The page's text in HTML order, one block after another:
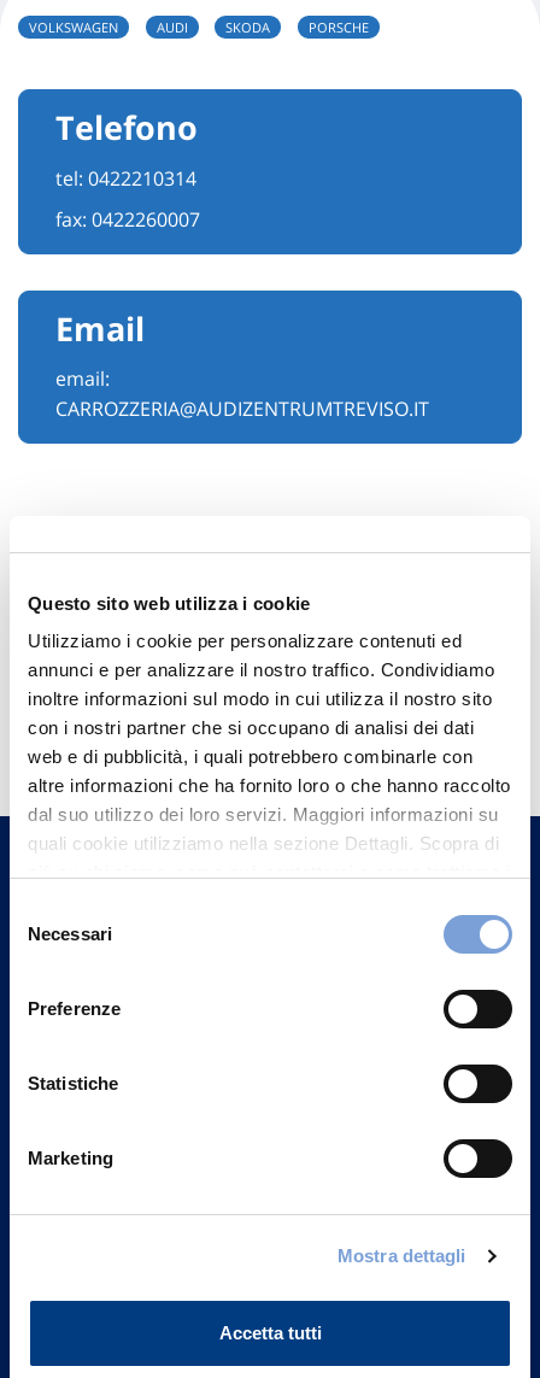
Questo sito web utilizza i cookie
Utilizziamo i cookie per personalizzare contenuti ed
annunci e per analizzare il nostro traffico. Condividiamo
inoltre informazioni sul modo in cui utilizza il nostro sito
con i nostri partner che si occupano di analisi dei dati
web e di pubblicità, i quali potrebbero combinarle con
altre informazioni che ha fornito loro o che hanno raccolto
dal suo utilizzo dei loro servizi. Maggiori informazioni su
quali cookie utilizziamo nella sezione Dettagli. Scopra di
può trovare nel footer del sito nella sezione "Informativa
delNecessari
Preferenze
Statistiche
Marketing
Mostra dettagli
Accetta tutti
VOLKSWAGEN AUDI SKODA PORSCHE
Telefono
tel: 0422210314
fax: 0422260007
Email
email:
CARROZZERIA@AUDIZENTRUMTREVISO.IT
Hai bisogno di
informazioni?
Trova l'Agenzia più vicina a te e parla con
un nostro Agente.
Via Ignazio Gardella, 2
Part. IVA 01329510158